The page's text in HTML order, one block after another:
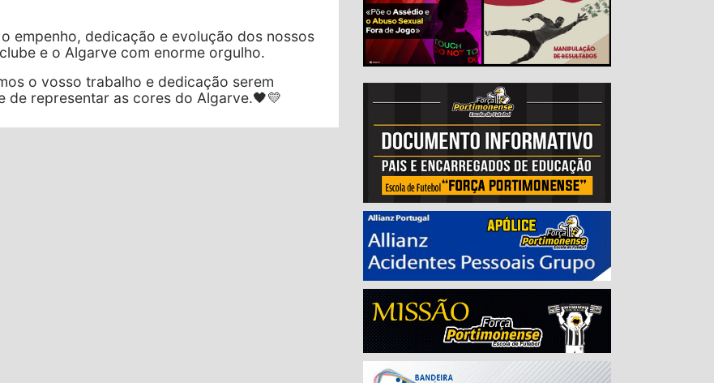
empenho, dedicação e evolução dos nossos
e o Algarve com enorme orgulho.
o vosso trabalho e dedicação serem
representar as cores do Algarve.🖤💛